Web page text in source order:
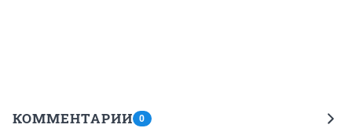
КОММЕНТАРИИ 0